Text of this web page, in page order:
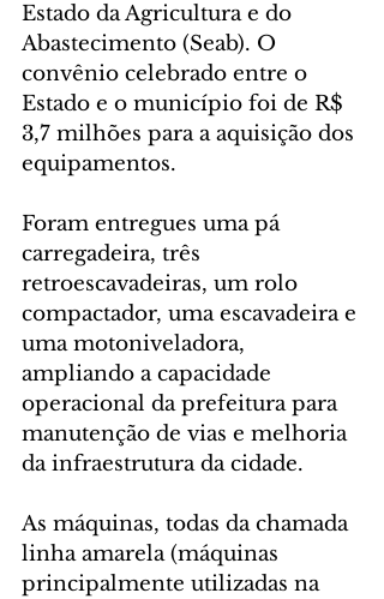
Estado da Agricultura e do
Abastecimento (Seab). O
convênio celebrado entre o
Estado e o município foi de R$
3,7 milhões para a aquisição dos
equipamentos.
Foram entregues uma pá
carregadeira, três
retroescavadeiras, um rolo
compactador, uma escavadeira e
uma motoniveladora,
ampliando a capacidade
operacional da prefeitura para
manutenção de vias e melhoria
da infraestrutura da cidade.
As máquinas, todas da chamada
linha amarela (máquinas
principalmente utilizadas na